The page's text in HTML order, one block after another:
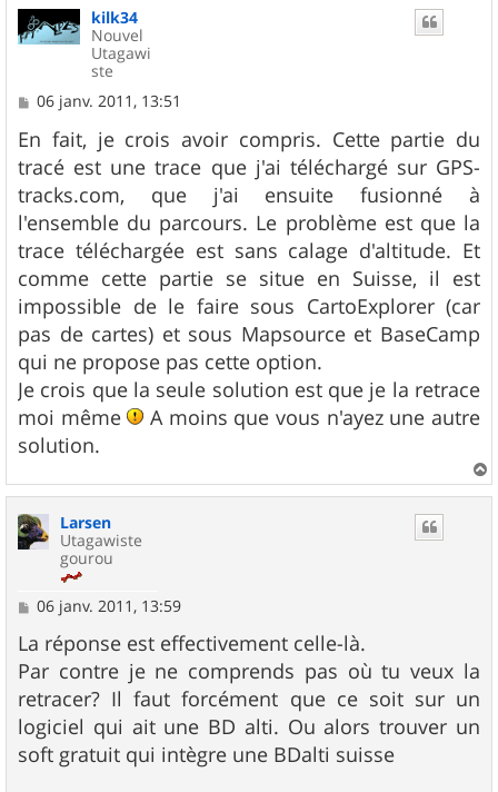
kilk34
Nouvel
Utagawi
ste
M
s
s
a
g
e
06 janv. 2011, 13:51
En fait, je crois avoir compris. Cette partie du
tracé est une trace que j'ai téléchargé sur GPS-
tracks.com, que j'ai ensuite fusionné à
l'ensemble du parcours. Le problème est que la
trace téléchargée est sans calage d'altitude. Et
comme cette partie se situe en Suisse, il est
impossible de le faire sous CartoExplorer (car
pas de cartes) et sous Mapsource et BaseCamp
qui ne propose pas cette option.
Je crois que la seule solution est que je la retrace
moi même
A moins que vous n'ayez une autre
solution.
a
Larsen
Utagawiste
gourou
M
s
s
a
g
e
06 janv. 2011, 13:59
La réponse est effectivement celle-là.
Par contre je ne comprends pas où tu veux la
retracer? Il faut forcément que ce soit sur un
logiciel qui ait une BD alti. Ou alors trouver un
soft gratuit qui intègre une BDalti suisse